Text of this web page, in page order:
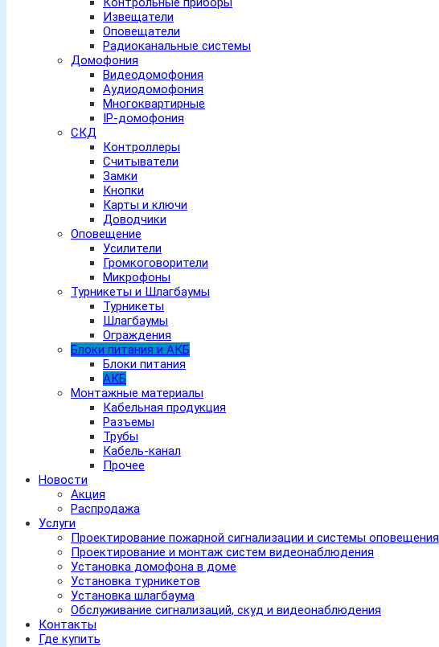
Извещатели
Оповещатели
Радиоканальные системы
Домофония
Видеодомофония
Аудиодомофония
Многоквартирные
IP-домофония
СКД
Контроллеры
Считыватели
Замки
Кнопки
Карты и ключи
Доводчики
Оповещение
Усилители
Громкоговорители
Микрофоны
Турникеты и Шлагбаумы
Турникеты
Шлагбаумы
Ограждения
Блоки питания и АКБ
Блоки питания
АКБ
Монтажные материалы
Кабельная продукция
Разъемы
Трубы
Кабель-канал
Прочее
Новости
Акция
Распродажа
Услуги
Проектирование пожарной сигнализации и системы оповещения
Проектирование и монтаж систем видеонаблюдения
Установка домофона в доме
Установка турникетов
Установка шлагбаума
Обслуживание сигнализаций, скуд и видеонаблюдения
Контакты
Где купить